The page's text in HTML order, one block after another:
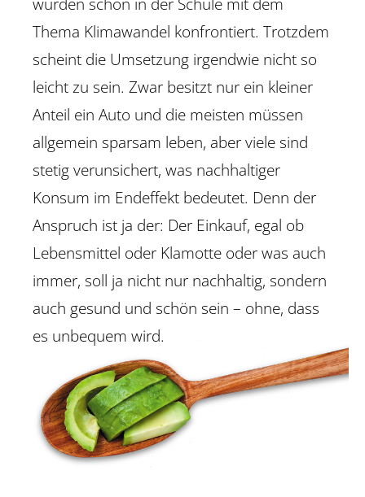
Thema Klimawandel konfrontiert. Trotzdem
scheint die Umsetzung irgendwie nicht so
leicht zu sein. Zwar besitzt nur ein kleiner
Anteil ein Auto und die meisten müssen
allgemein sparsam leben, aber viele sind
stetig verunsichert, was nachhaltiger
Konsum im Endeffekt bedeutet. Denn der
Anspruch ist ja der: Der Einkauf, egal ob
Lebensmittel oder Klamotte oder was auch
immer, soll ja nicht nur nachhaltig, sondern
auch gesund und schön sein – ohne, dass
es unbequem wird.